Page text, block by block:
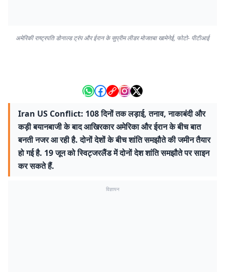
अमेरिकी राष्ट्रपति डोनाल्ड ट्रंप और ईरान के सुप्रीम लीडर मोजतबा खामेनेई, फोटो- पीटीआई
Iran US Conflict: 108 दिनों तक लड़ाई, तनाव, नाकाबंदी और
कड़ी बयानबाजी के बाद आखिरकार अमेरिका और ईरान के बीच बात
बनती नजर आ रही है. दोनों देशों के बीच शांति समझौते की जमीन तैयार
हो गई है. 19 जून को स्विट्जरलैंड में दोनों देश शांति समझौते पर साइन
कर सकते हैं.
विज्ञापन